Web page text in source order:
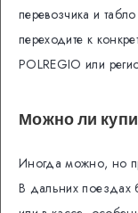
перевозчика и
переходите к
POLREGIO или
Можно ли
Иногда можно, но
В дальних поездах